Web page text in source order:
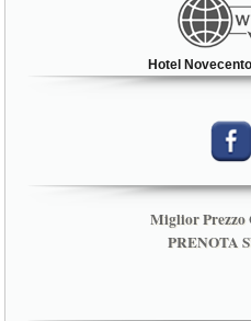
Hotel
Miglior Prezzo
PRENOTA